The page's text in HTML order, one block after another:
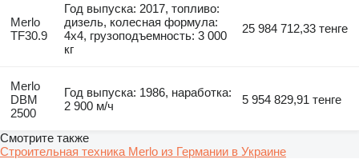
Merlo
TF30.9
Год выпуска: 2017, топливо:
дизель, колесная формула:
4x4, грузоподъемность: 3 000
кг
25 984 712,33 тенге
Merlo
DBM
2500
Год выпуска: 1986, наработка:
2 900 м/ч
5 954 829,91 тенге
Смотрите также
Строительная техника Merlo из Германии в Украине